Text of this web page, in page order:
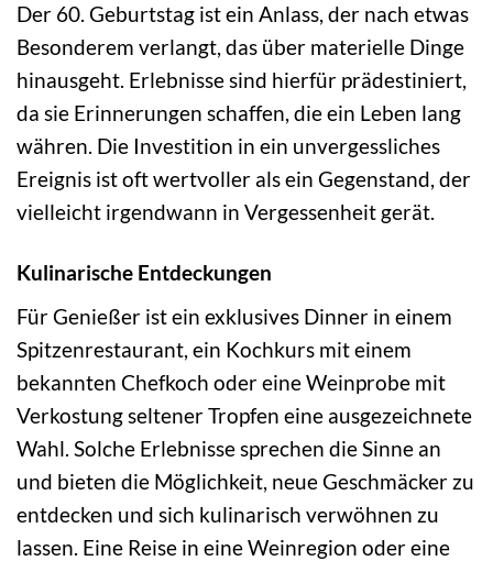
Der 60. Geburtstag ist ein Anlass, der nach etwas
Besonderem verlangt, das über materielle Dinge
hinausgeht. Erlebnisse sind hierfür prädestiniert,
da sie Erinnerungen schaffen, die ein Leben lang
währen. Die Investition in ein unvergessliches
Ereignis ist oft wertvoller als ein Gegenstand, der
vielleicht irgendwann in Vergessenheit gerät.
Kulinarische Entdeckungen
Für Genießer ist ein exklusives Dinner in einem
Spitzenrestaurant, ein Kochkurs mit einem
bekannten Chefkoch oder eine Weinprobe mit
Verkostung seltener Tropfen eine ausgezeichnete
Wahl. Solche Erlebnisse sprechen die Sinne an
und bieten die Möglichkeit, neue Geschmäcker zu
entdecken und sich kulinarisch verwöhnen zu
lassen. Eine Reise in eine Weinregion oder eine